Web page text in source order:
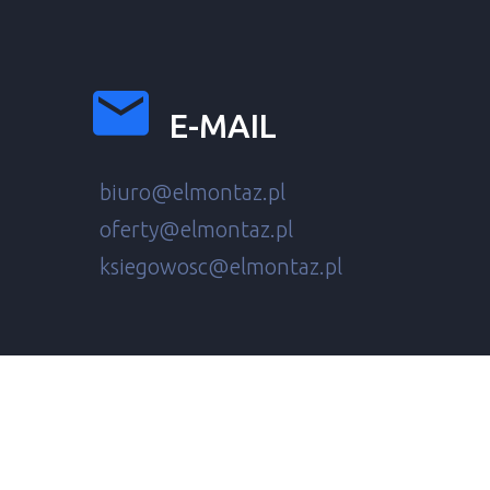
E-MAIL
biuro@elmontaz.pl
oferty@elmontaz.pl
ksiegowosc@elmontaz.pl